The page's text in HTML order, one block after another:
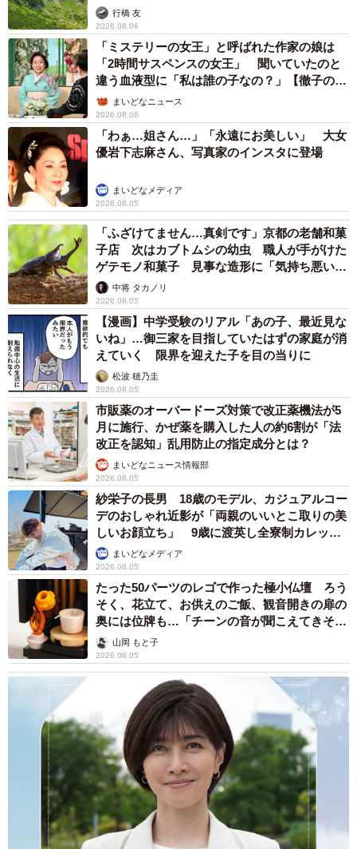
ファミレスの次はコンビニでアイスを買うことに10 ©️芳野嗣/講談社
12/67
ファミレスの次はコンビニでアイスを買うことに11 ©️芳野嗣/講談社
私は学生時代に好きだった小さな雑木林の木漏れ日を思い
出し、涙を流してしまいます。続けて息子に自身の暴行さ
れた過去を語って「大人なのにヤバいね こんなに泣いたり
しちゃって」と語る私。そんな彼女の様子に、息子は「ヤ
バいとダメなの」「いいじゃん 今日アイス美味かったよ」
と話し、さらに自論を語ったあと「憂鬱じゃなくてもいい
かもって あんたが空を綺麗だって言ってくれて思った」
「怖いままでもアイスは美味しいし、空は綺麗だ」と続け
ました。
ファミレスの次はコンビニでアイスを買うことに12 ©️芳野嗣/講談社
次の日、私は彼の名前を聞こうと思うも、そのまま再会す
ることなく隣の部屋は空室に。それから4年後、偶然にも私
行橋 友
2026.08.06
「ミステリーの女王」と呼ばれた作家の娘は
「2時間サスペンスの女王」 聞いていたのと
違う血液型に「私は誰の子なの？」【徹子の部
屋】まいどなニュース
2026.08.06
「わぁ…姐さん…」「永遠にお美しい」 大女
優岩下志麻さん、写真家のインスタに登場
まいどなメディア
2026.08.05
「ふざけてません…真剣です」京都の老舗和菓
子店 次はカブトムシの幼虫 職人が手がけた
ゲテモノ和菓子 見事な造形に「気持ち悪いく
らいリアル」
中将 タカノリ
2026.08.05
【漫画】中学受験のリアル「あの子、最近見な
いね」…御三家を目指していたはずの家庭が消
えていく 限界を迎えた子を目の当りに
松波 穂乃圭
2026.08.05
市販薬のオーバードーズ対策で改正薬機法が5
月に施行、かぜ薬を購入した人の約6割が「法
改正を認知」乱用防止の指定成分とは？
まいどなニュース情報部
2026.08.05
紗栄子の長男 18歳のモデル、カジュアルコー
デのおしゃれ近影が「両親のいいとこ取りの美
しいお顔立ち」 9歳に渡英し全寮制カレッジ
で学ぶまいどなメディア
2026.08.05
たった50パーツのレゴで作った極小仏壇 ろう
そく、花立て、お供えのご飯、観音開きの扉の
奥には位牌も…「チーンの音が聞こえてきそ
う」山岡 もと子
2026.08.05